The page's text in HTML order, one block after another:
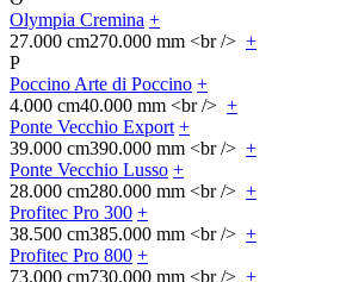
Olympia Cremina +
27.000 cm270.000 mm <br /> +
P
Poccino Arte di Poccino +
4.000 cm40.000 mm <br /> +
Ponte Vecchio Export +
39.000 cm390.000 mm <br /> +
Ponte Vecchio Lusso +
28.000 cm280.000 mm <br /> +
Profitec Pro 300 +
38.500 cm385.000 mm <br /> +
Profitec Pro 800 +
73.000 cm730.000 mm <br /> +